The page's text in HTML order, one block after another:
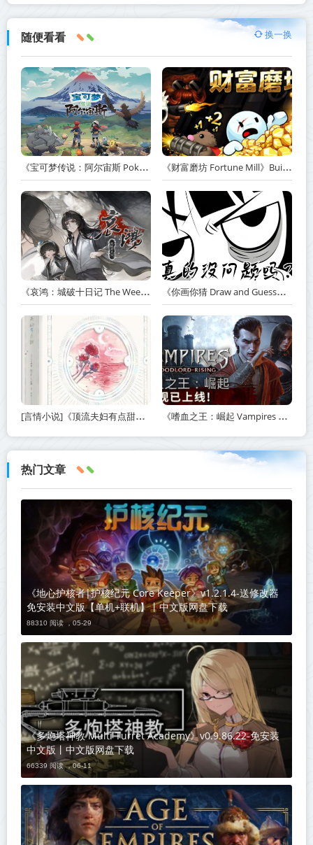
随便看看 换一换
《宝可梦传说：阿尔宙斯 Pokémon Legends Arceus》v13.2.0【PC/手机双端】丨中文版网盘下载 《财富磨坊 Fortune Mill》Build.23517590-免安装中文版丨中文版网盘下载
《哀鸿：城破十日记 The Weeping Swan Ten Days of the Citys Fall》v20260507-免安装中文版丨中文版网盘下载 《你画你猜 Draw and Guess》Build.24032411-免安装中文版丨中文版网盘下载
[言情小说]《顶流夫妇有点甜》作者：图样先森【完结】丨小说资源百度网盘免费txt下载 《嗜血之王：崛起 Vampires Bloodlord Rising》v1.5.0.21247-免安装中文版【单机+联机】丨中文版网盘下载
热门文章
《地心护核者|护核纪元 Core Keeper》v1.2.1.4-送修改器
免安装中文版【单机+联机】丨中文版网盘下载
88310 阅读 ，05-29
《多炮塔神教 Multi Turret Academy》v0.9.86.22-免安装
中文版丨中文版网盘下载
66339 阅读 ，06-11